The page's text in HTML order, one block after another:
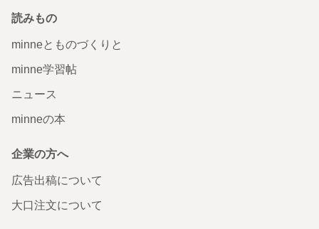
読みもの
minneとものづくりと
minne学習帖
ニュース
minneの本
企業の方へ
広告出稿について
大口注文について